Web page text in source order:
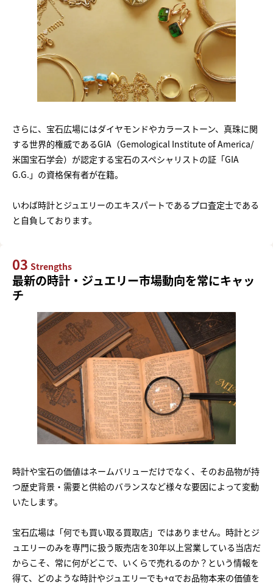
さらに、宝石広場にはダイヤモンドやカラーストーン、真珠に関
する世界的権威であるGIA（Gemological Institute of America/
米国宝石学会）が認定する宝石のスペシャリストの証「GIA
G.G.」の資格保有者が在籍。
いわば時計とジュエリーのエキスパートであるプロ査定士である
と自負しております。
03 Strengths
最新の時計・ジュエリー市場動向を常にキャッ
チ
時計や宝石の価値はネームバリューだけでなく、そのお品物が持
つ歴史背景・需要と供給のバランスなど様々な要因によって変動
いたします。
宝石広場は「何でも買い取る買取店」ではありません。時計とジ
ュエリーのみを専門に扱う販売店を30年以上営業している当店だ
からこそ、常に何がどこで、いくらで売れるのか？という情報を
得て、どのような時計やジュエリーでも+αでお品物本来の価値を